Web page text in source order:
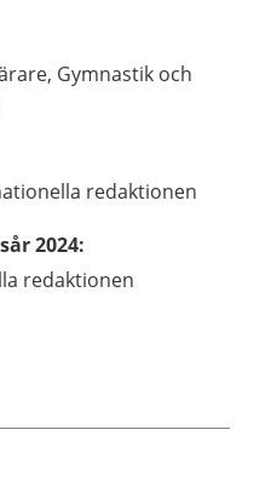
Gymnastik och
redaktionen
2024:
redaktionen